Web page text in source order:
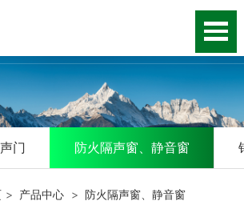
门 防火隔声窗、静音窗
> 产品中心 > 防火隔声窗、静音窗